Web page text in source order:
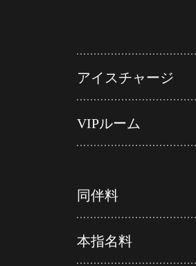
アイスチャージ
VIPルーム
同伴料
本指名料